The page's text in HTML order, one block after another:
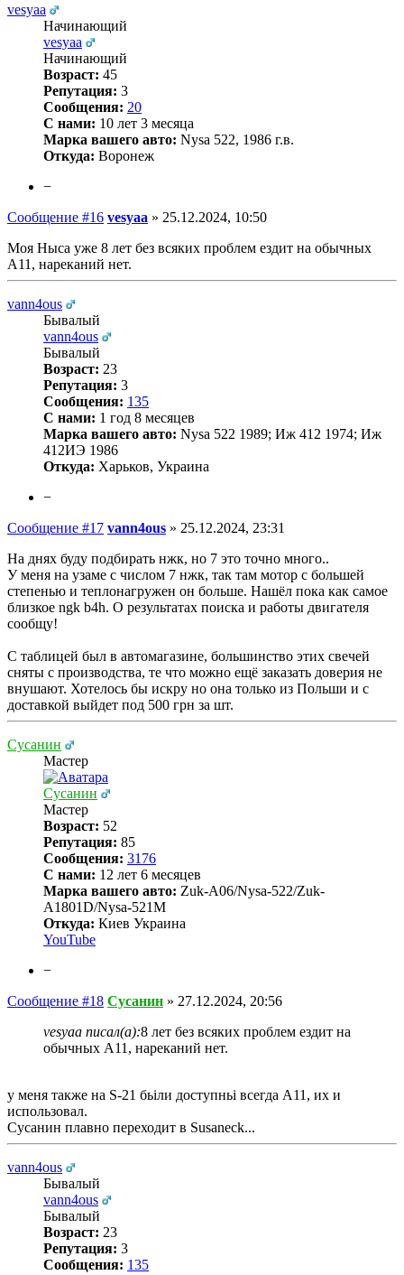
vesyaa
Начинающий
vesyaa
Начинающий
Возраст: 45
Репутация: 3
Сообщения: 20
С нами: 10 лет 3 месяца
Марка вашего авто: Nysa 522, 1986 г.в.
Откуда: Воронеж
−
Сообщение #16 vesyaa » 25.12.2024, 10:50
Моя Ныса уже 8 лет без всяких проблем ездит на обычных
А11, нареканий нет.
vann4ous
Бывалый
vann4ous
Бывалый
Возраст: 23
Репутация: 3
Сообщения: 135
С нами: 1 год 8 месяцев
Марка вашего авто: Nysa 522 1989; Иж 412 1974; Иж
412ИЭ 1986
Откуда: Харьков, Украина
−
Сообщение #17 vann4ous » 25.12.2024, 23:31
На днях буду подбирать нжк, но 7 это точно много..
У меня на узаме с числом 7 нжк, так там мотор с большей
степенью и теплонагружен он больше. Нашёл пока как самое
близкое ngk b4h. О результатах поиска и работы двигателя
сообщу!
С таблицей был в автомагазине, большинство этих свечей
сняты с производства, те что можно ещё заказать доверия не
внушают. Хотелось бы искру но она только из Польши и с
доставкой выйдет под 500 грн за шт.
Сусанин
Мастер
Сусанин
Мастер
Возраст: 52
Репутация: 85
Сообщения: 3176
С нами: 12 лет 6 месяцев
Марка вашего авто: Zuk-A06/Nysa-522/Zuk-
A1801D/Nysa-521M
Откуда: Киев Украина
YouTube
−
Сообщение #18 Сусанин » 27.12.2024, 20:56
vesyaa писал(а):8 лет без всяких проблем ездит на
обычных А11, нареканий нет.
у меня также на S-21 бьіли доступньі всегда А11, их и
использовал.
Сусанин плавно переходит в Susaneck...
vann4ous
Бывалый
vann4ous
Бывалый
Возраст: 23
Репутация: 3
Сообщения: 135